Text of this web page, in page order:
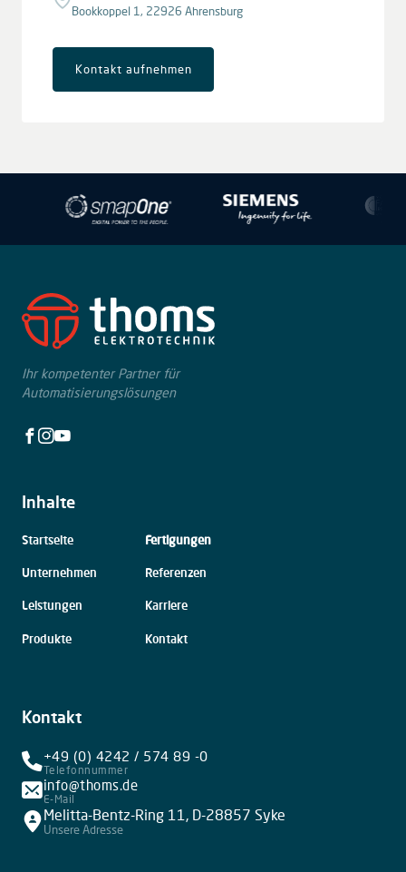
Bookkoppel 1, 22926 Ahrensburg
Kontakt aufnehmen
−
Ihr kompetenter Partner für
Automatisierungslösungen
Facebook
Instagram
Youtube
Inhalte
Navigation
Startseite
Unternehmen
Leistungen
Produkte
Fertigungen
Referenzen
Karriere
Kontakt
Kontakt
+49 (0) 4242 / 574 89 -0
Telefonnummer
info@thoms.de
E-Mail
Melitta-Bentz-Ring 11, D-28857 Syke
Unsere Adresse